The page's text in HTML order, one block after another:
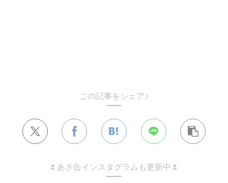
この記事をシェア♪
🌷あさ缶インスタグラムも更新中🌷